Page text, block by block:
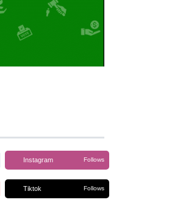
Instagram Follows
Tiktok Follows